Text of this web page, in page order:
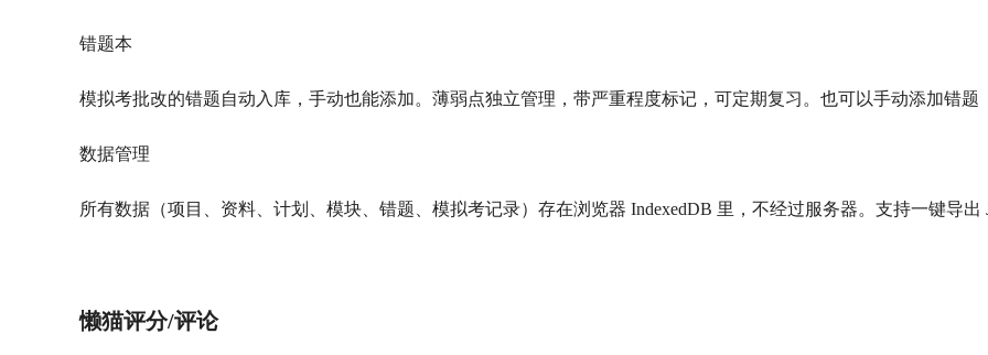
错题本
模拟考批改的错题自动入库，手动也能添加。薄弱点独立管理，带严重程度标记，可定期复习。也可以手动添加错题
数据管理
所有数据（项目、资料、计划、模块、错题、模拟考记录）存在浏览器 IndexedDB 里，不经过服务器。支持一键导出
懒猫评分/评论